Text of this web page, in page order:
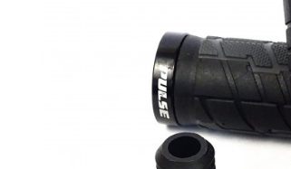
Accueil